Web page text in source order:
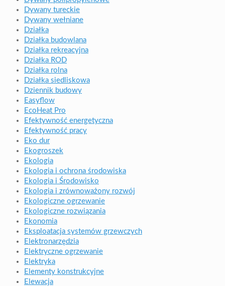
Dywany tureckie
Dywany wełniane
Działka
Działka budowlana
Działka rekreacyjna
Działka ROD
Działka rolna
Działka siedliskowa
Dziennik budowy
Easyflow
EcoHeat Pro
Efektywność energetyczna
Efektywność pracy
Eko dur
Ekogroszek
Ekologia
Ekologia i ochrona środowiska
Ekologia i Środowisko
Ekologia i zrównoważony rozwój
Ekologiczne ogrzewanie
Ekologiczne rozwiązania
Ekonomia
Eksploatacja systemów grzewczych
Elektronarzędzia
Elektryczne ogrzewanie
Elektryka
Elementy konstrukcyjne
Elewacja